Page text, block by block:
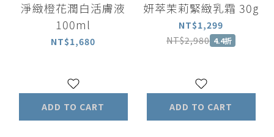
淨緻橙花潤白活膚液
100ml
NT$1,680
ADD TO CART
妍萃茉莉緊緻乳霜 30g
NT$1,299
NT$2,980 4.4折
ADD TO CART